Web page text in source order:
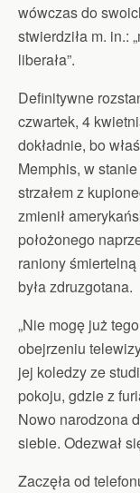
wówczas do
stwierdziła m. in.:
liberała”.
Definitywne
czwartek, 4
dokładnie, bo
Memphis, w
strzałem z
zmienił
położonego
raniony
była zdruzgotana.
„Nie mogę już
obejrzeniu
jej koledzy ze
pokoju, gdzie z
Nowo narodzona
siebie. Odezwał
Zaczęła od